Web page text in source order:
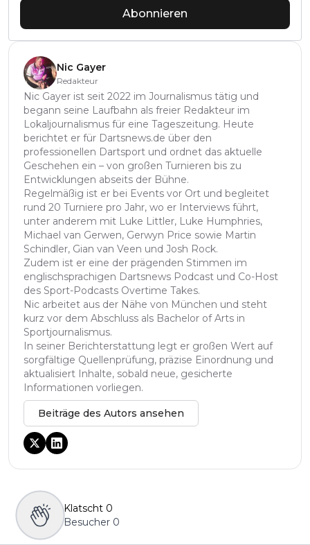
Abonnieren
Nic Gayer
Redakteur
Nic Gayer ist seit 2022 im Journalismus tätig und
begann seine Laufbahn als freier Redakteur im
Lokaljournalismus für eine Tageszeitung. Heute
berichtet er für Dartsnews.de über den
professionellen Dartsport und ordnet das aktuelle
Geschehen ein – von großen Turnieren bis zu
Entwicklungen abseits der Bühne.
Regelmäßig ist er bei Events vor Ort und begleitet
rund 20 Turniere pro Jahr, wo er Interviews führt,
unter anderem mit Luke Littler, Luke Humphries,
Michael van Gerwen, Gerwyn Price sowie Martin
Schindler, Gian van Veen und Josh Rock.
Zudem ist er eine der prägenden Stimmen im
englischsprachigen Dartsnews Podcast und Co-Host
des Sport-Podcasts Overtime Takes.
Nic arbeitet aus der Nähe von München und steht
kurz vor dem Abschluss als Bachelor of Arts in
Sportjournalismus.
In seiner Berichterstattung legt er großen Wert auf
sorgfältige Quellenprüfung, präzise Einordnung und
aktualisiert Inhalte, sobald neue, gesicherte
Informationen vorliegen.
Beiträge des Autors ansehen
Klatscht 0
Besucher 0